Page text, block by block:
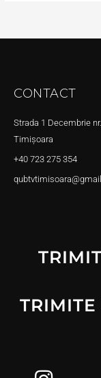
CONTACT
Strada 1 Decembrie
Timișoara
+40 723 275 354